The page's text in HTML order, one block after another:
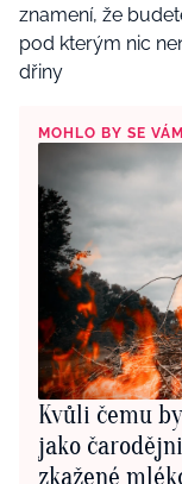
znamení, že
pod kterým nic
dřiny
MOHLO BY SE
Kvůli čemu
jako
zkažené